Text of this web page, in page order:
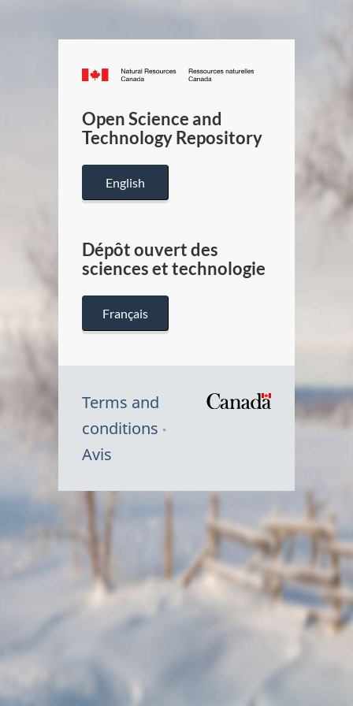
Canada.ca
/
Canada
Open Science and
Technology Repository
English
Dépôt ouvert des
sciences et technologie
Français
Terms and
conditions
Avis
Symbole
Canada